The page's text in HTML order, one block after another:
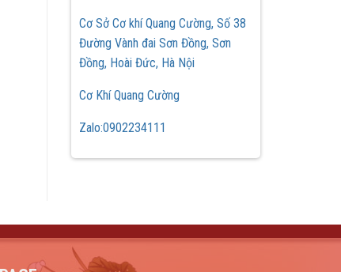
Cơ Sở Cơ khí Quang Cường, Số 38
Đường Vành đai Sơn Đồng, Sơn
Đồng, Hoài Đức, Hà Nội
Cơ Khí Quang Cường
Zalo:0902234111